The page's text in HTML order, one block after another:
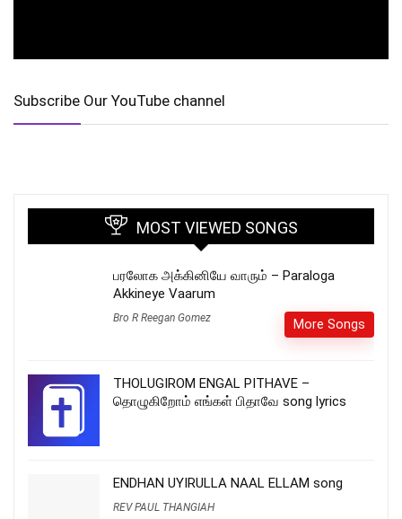
Subscribe Our YouTube channel
MOST VIEWED SONGS
பரலோக அக்கினியே வாரும் – Paraloga
Akkineye Vaarum
Bro R Reegan Gomez More Songs
THOLUGIROM ENGAL PITHAVE –
தொழுகிறோம் எங்கள் பிதாவே song lyrics
ENDHAN UYIRULLA NAAL ELLAM song
REV PAUL THANGIAH